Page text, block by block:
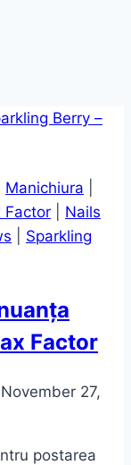
Manichiura
Factor
Nails
Sparkling
Factor
November 27,
postarea